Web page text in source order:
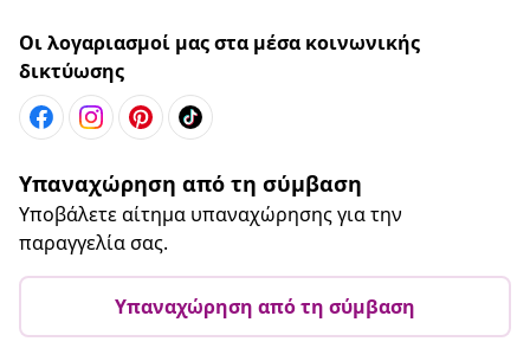
Οι λογαριασμοί μας στα μέσα κοινωνικής
δικτύωσης
Υπαναχώρηση από τη σύμβαση
Υποβάλετε αίτημα υπαναχώρησης για την
παραγγελία σας.
Υπαναχώρηση από τη σύμβαση